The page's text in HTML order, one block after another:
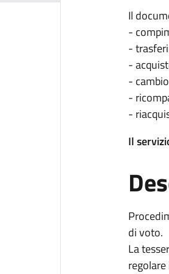
Il
-
-
-
-
-
-
Il
di voto.
La